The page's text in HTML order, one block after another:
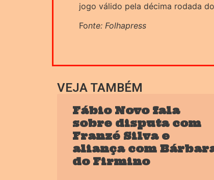
jogo válido pela décima rodada
Fonte: Folhapress
VEJA TAMBÉM
Fábio Novo fala
sobre disputa com
Franzé Silva e
aliança com
do Firmino